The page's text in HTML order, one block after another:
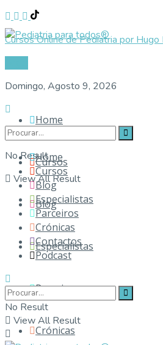
Cursos Online de Pediatria por Hugo
Domingo, Agosto 9, 2026
No Result
View All Result
Home
Cursos
Blog
Especialistas
Parceiros
Crónicas
Home
Cursos
Blog
Especialistas
Parceiros
Crónicas
Contactos
Podcast
No Result
View All Result